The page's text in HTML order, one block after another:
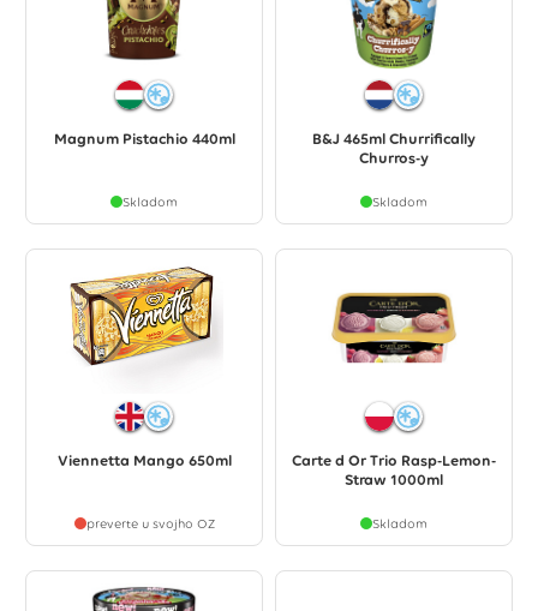
Magnum Pistachio 440ml
Skladom
B&J 465ml Churrifically
Churros-y
Skladom
Viennetta Mango 650ml
preverte u svojho OZ
Carte d Or Trio Rasp-Lemon-
Straw 1000ml
Skladom